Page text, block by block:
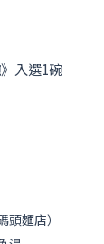
入選1碗
麵店）